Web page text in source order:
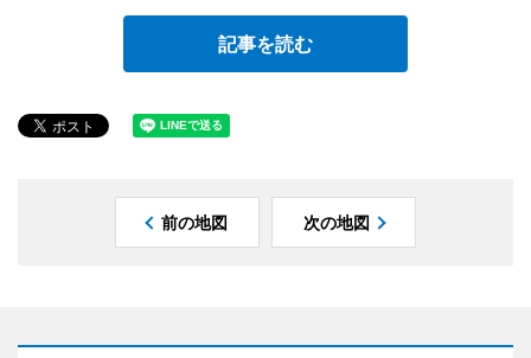
記事を読む
前の地図 次の地図